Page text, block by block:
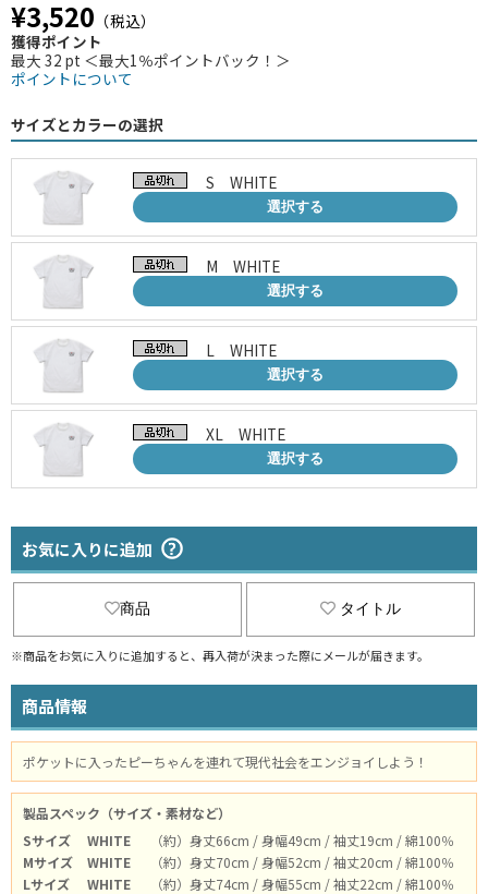
¥3,520 （税込）
獲得ポイント
最大 32 pt ＜最大1％ポイントバック！＞
ポイントについて
サイズとカラーの選択
S WHITE
選択する
M WHITE
選択する
L WHITE
選択する
XL WHITE
選択する
お気に入りに追加
商品 タイトル
※商品をお気に入りに追加すると、再入荷が決まった際にメールが届きます。
商品情報
ポケットに入ったピーちゃんを連れて現代社会をエンジョイしよう！
製品スペック（サイズ・素材など）
Sサイズ
WHITE
（約）身丈66cm / 身幅49cm / 袖丈19cm / 綿100％
Mサイズ
WHITE
（約）身丈70cm / 身幅52cm / 袖丈20cm / 綿100％
Lサイズ
WHITE
（約）身丈74cm / 身幅55cm / 袖丈22cm / 綿100％